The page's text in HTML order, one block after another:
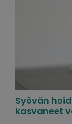
Syövän
kasvaneet